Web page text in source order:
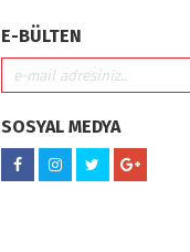
E-BÜLTEN
SOSYAL MEDYA